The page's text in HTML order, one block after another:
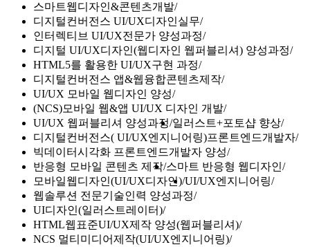
스마트웹디자인&콘텐츠개발
디지털컨버전스 UI/UX디자인실무
인터렉티브 UI/UX전문가 양성과정
디지털 UI/UX디자인(웹디자인 웹퍼블리셔) 양성과정
HTML5를 활용한 UI/UX구현 과정
디지털컨버전스 앱&웹융합콘텐츠제작
UI/UX 모바일 웹디자인 양성
(NCS)모바일 웹&앱 UI/UX 디자인 개발
UI/UX 웹퍼블리셔 양성과정 일러스트+포토샵 향상
디지털컨버전스( UI/UX엔지니어링)프론트엔드개발자
빅데이터시각화 프론트엔드개발자 양성
반응형 모바일 콘텐츠 제작 스마트 반응형 웹디자인
모바일웹디자인(UI/UX디자인) UI/UX엔지니어링
웹솔루션 전문기술인력 양성과정
UI디자인(일러스트레이터)
HTML웹표준UI/UX제작 양성(웹퍼블리셔)
NCS 멀티미디어제작(UI/UX엔지니어링)